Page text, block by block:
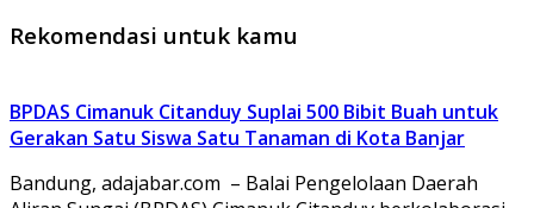
Rekomendasi untuk kamu
BPDAS Cimanuk Citanduy Suplai 500 Bibit Buah untuk
Gerakan Satu Siswa Satu Tanaman di Kota Banjar
Bandung, adajabar.com – Balai Pengelolaan Daerah